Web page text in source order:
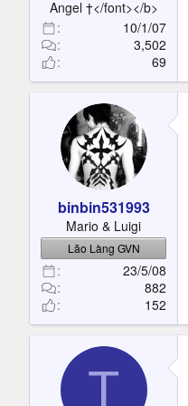
Angel †</font></b>
10/1/07
3,502
69
binbin531993
Mario & Luigi
Lão Làng GVN
23/5/08
882
152
T